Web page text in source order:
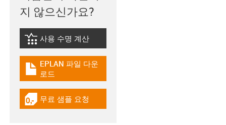
지 않으신가요?
igus-icon-lebensdauerrechner
사용 수명 계산
igus-icon-download-plan
EPLAN 파일 다운
로드
igus-icon-gratismuster
무료 샘플 요청